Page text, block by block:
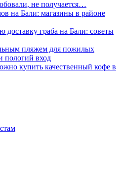
не получается…
на Бали: магазины в районе
доставку граба на Бали: советы
пляжем для пожилых
пологий вход
купить качественный кофе в